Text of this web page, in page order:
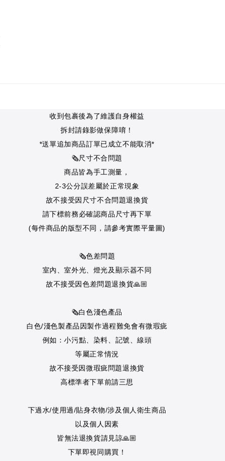
收到包裹後為了維護自身權益
拆封請錄影做 保障唷！
*送單追加商品訂單已成立不能取消*
🗞尺寸不合問題
商品皆為手工測量，
2-3公分誤差屬於正常現象
故不接受因尺寸不合問題退換貨
請下標前務必確認商品尺寸再下單
(每件商品的版型不同，請參考實際平量圖)
🗞色差問題
室內、室外光、燈光及顯示器不同
故不接受因色差問題退換貨🙏🏼
🗞白色淺色產品
白色/淺色製產品因製作過程難免會有微瑕疵
例如：小污點、染料、記號、線頭
等屬正常情況
故不接受因微瑕疵問題退換貨
高標準者下單前請三思
下過水/使用過/貼身衣物/涉及個人衛生商品
以及個人因素
皆無法退換貨請見諒🙏🏼
下單即視同購買！